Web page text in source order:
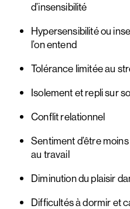
d’insensibilité
Hypersensibilité ou
l’on entend
Tolérance limitée au
Isolement et repli sur
Conflit relationnel
Sentiment d’être
au travail
Diminution du plaisir
Difficultés à dormir et